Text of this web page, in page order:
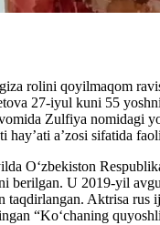
rolini qoyilmaqom
27-iyul kuni 55
Zulfiya nomidagi
hay’ati a’zosi sifatida
O‘zbekiston
berilgan. U 2019-yil
taqdirlangan. Aktrisa rus
“Ko‘chaning